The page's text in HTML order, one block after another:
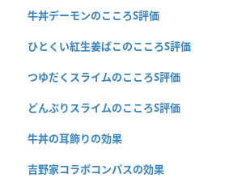
牛丼デーモンのこころS評価
ひとくい紅生姜ばこのこころS評価
つゆだくスライムのこころS評価
どんぶりスライムのこころS評価
牛丼の耳飾りの効果
吉野家コラボコンパスの効果